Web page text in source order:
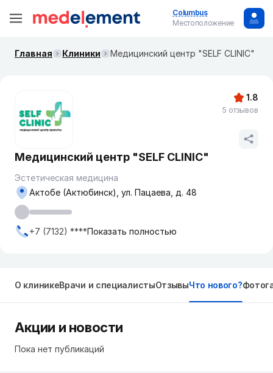
Columbus
Местоположение
Главная Клиники Медицинский центр "SELF CLINIC"
Медицинский центр "SELF CLINIC"
Эстетическая медицина
Актобе (Актюбинск), ул. Пацаева, д. 48
+7 (7132) ****Показать полностью
1.8
5 отзывов
О клиникеВрачи и специалистыОтзывыЧто нового?
Акции и новости
Пока нет публикаций